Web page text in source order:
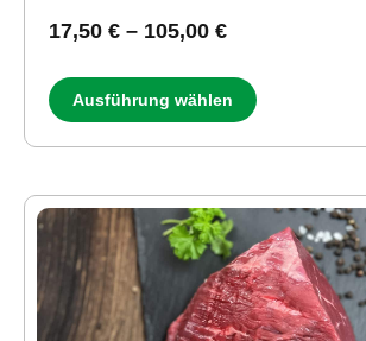
17,50 € – 105,00 €
Ausführung wählen